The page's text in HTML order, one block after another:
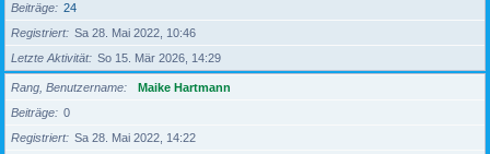
Beiträge
24
Registriert
Sa 28. Mai 2022, 10:46
Letzte Aktivität
So 15. Mär 2026, 14:29
Rang, Benutzername
Maike Hartmann
Beiträge
0
Registriert
Sa 28. Mai 2022, 14:22